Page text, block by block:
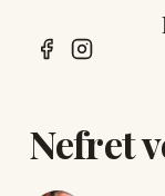
Nefret